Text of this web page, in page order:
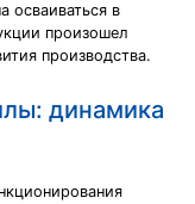
осваиваться в
произошел
производства.
динамика